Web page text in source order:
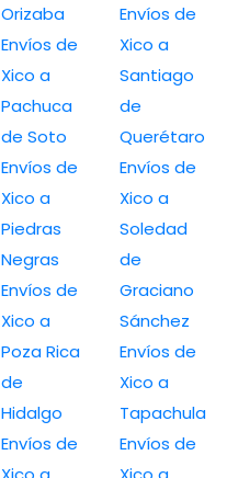
Orizaba
Envíos de
Xico a
Pachuca
de Soto
Envíos de
Xico a
Piedras
Negras
Envíos de
Xico a
Poza Rica
de
Hidalgo
Envíos de
Envíos de
Xico a
Santiago
de
Querétaro
Envíos de
Xico a
Soledad
de
Graciano
Sánchez
Envíos de
Xico a
Tapachula
Envíos de